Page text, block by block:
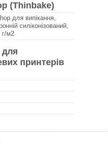
(Thinbake)
для випікання,
силіконізований,
г/м2
принтерів